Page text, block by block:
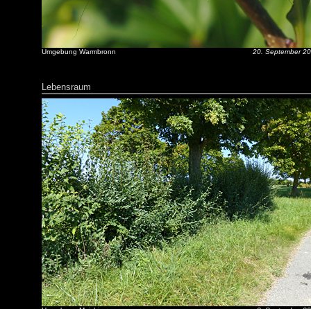
Umgebung Warmbronn 20. September
Lebensraum